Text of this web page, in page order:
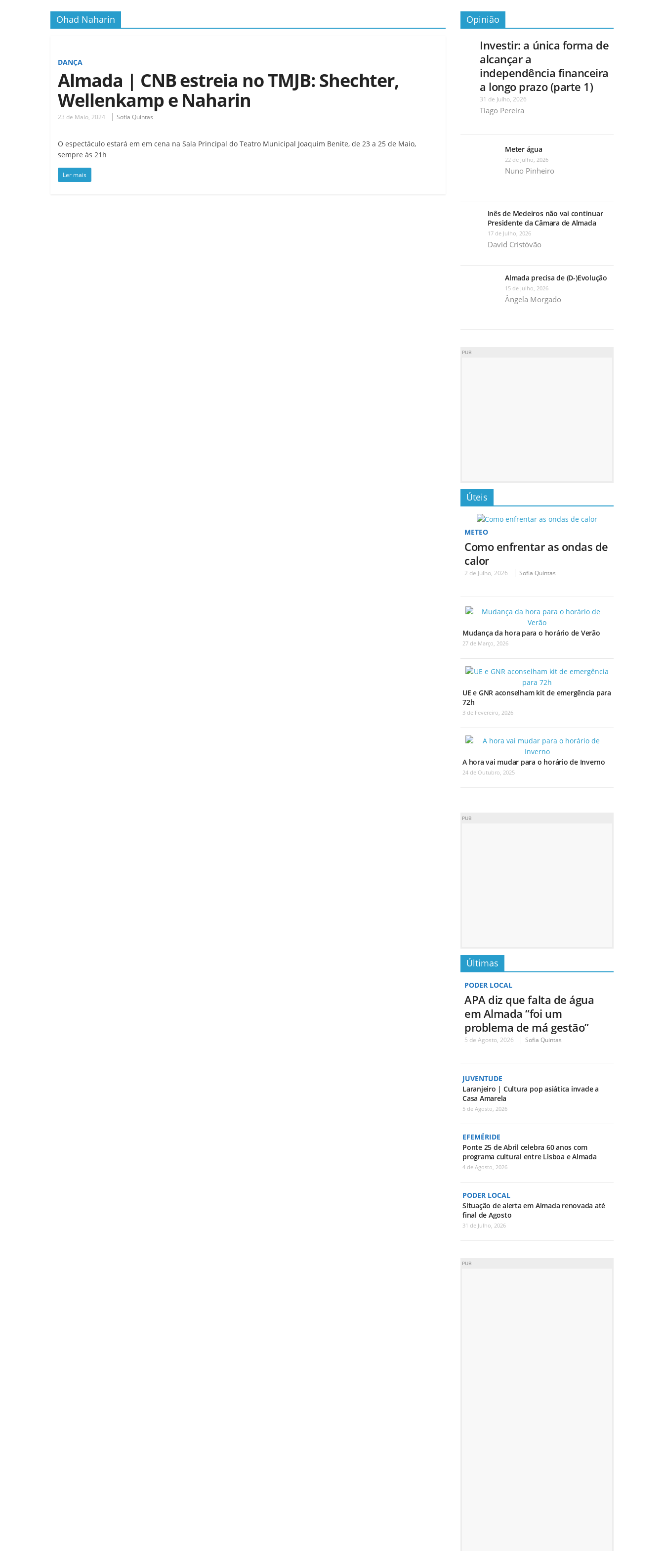
Ohad Naharin
DANÇA
Almada | CNB estreia no TMJB: Shechter,
Wellenkamp e Naharin
23 de Maio, 2024 Sofia Quintas
O espectáculo estará em em cena na Sala Principal do Teatro Municipal Joaquim Benite, de 23 a 25 de Maio,
sempre às 21h
Ler mais
Opinião
Investir: a única forma de
alcançar a
independência financeira
a longo prazo (parte 1)
31 de Julho, 2026
Tiago Pereira
Meter água
22 de Julho, 2026
Nuno Pinheiro
Inês de Medeiros não vai continuar
Presidente da Câmara de Almada
17 de Julho, 2026
David Cristóvão
Almada precisa de (D-)Evolução
15 de Julho, 2026
Ângela Morgado
PUB
Úteis
METEO
Como enfrentar as ondas de
calor
2 de Julho, 2026 Sofia Quintas
Mudança da hora para o horário de Verão
27 de Março, 2026
UE e GNR aconselham kit de emergência para
72h
3 de Fevereiro, 2026
A hora vai mudar para o horário de Inverno
24 de Outubro, 2025
PUB
Últimas
PODER LOCAL
APA diz que falta de água
em Almada “foi um
problema de má gestão”
5 de Agosto, 2026 Sofia Quintas
JUVENTUDE
Laranjeiro | Cultura pop asiática invade a
Casa Amarela
5 de Agosto, 2026
EFEMÉRIDE
Ponte 25 de Abril celebra 60 anos com
programa cultural entre Lisboa e Almada
4 de Agosto, 2026
PODER LOCAL
Situação de alerta em Almada renovada até
final de Agosto
31 de Julho, 2026
PUB